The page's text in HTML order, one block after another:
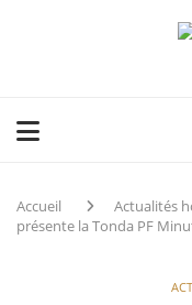
Accueil Actualités
présente la Tonda PF